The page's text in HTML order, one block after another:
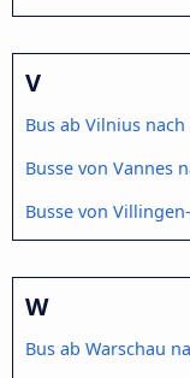
V
Bus ab Vilnius
Busse von Vannes
Busse von
W
Bus ab Warschau